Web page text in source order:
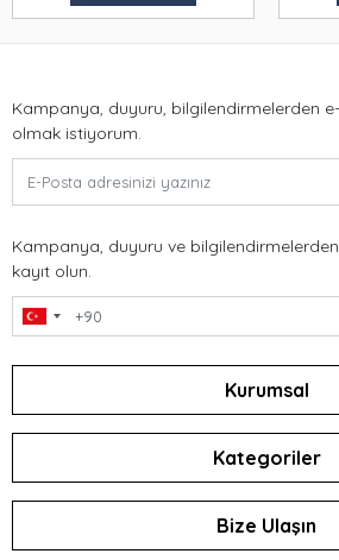
Kampanya, duyuru, bilgilendirmelerden
olmak istiyorum.
Kampanya, duyuru ve
kayıt olun.
Kurumsal
Kategoriler
Bize Ulaşın